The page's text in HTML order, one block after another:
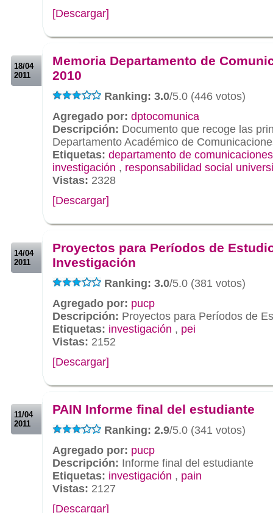
[Descargar]
18/04
2011
Memoria Departamento de
2010
Ranking: 3.0/5.0 (446 votos)
Agregado por: dptocomunica
Descripción: Documento que recoge las
Departamento Académico de
Etiquetas: departamento de comunicaciones
investigación , responsabilidad social
Vistas: 2328
[Descargar]
14/04
2011
Proyectos para Períodos de
Investigación
Ranking: 3.0/5.0 (381 votos)
Agregado por: pucp
Descripción: Proyectos para Períodos de
Etiquetas: investigación , pei
Vistas: 2152
[Descargar]
11/04
2011
PAIN Informe final del estudiante
Ranking: 2.9/5.0 (341 votos)
Agregado por: pucp
Descripción: Informe final del estudiante
Etiquetas: investigación , pain
Vistas: 2127
[Descargar]